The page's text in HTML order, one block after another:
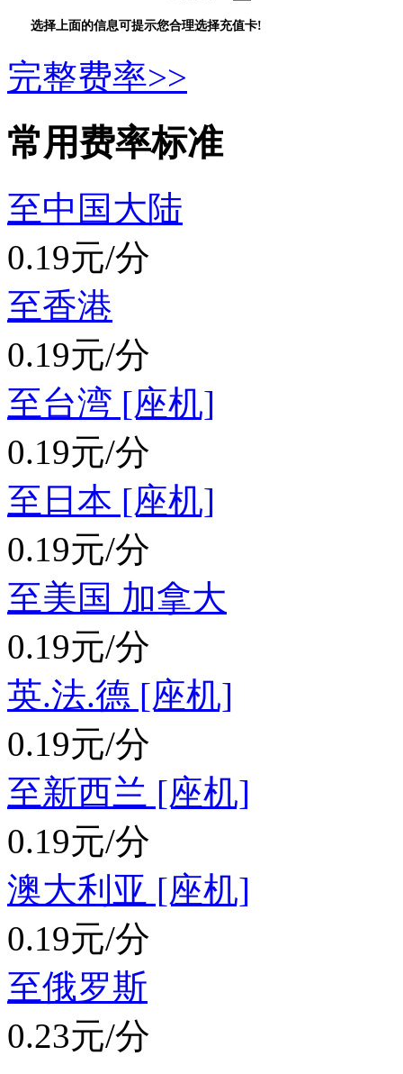
选择上面的信息可提示您合理选择充值卡!
完整费率>>
常用费率标准
至中国大陆
0.19元/分
至香港
0.19元/分
至台湾 [座机]
0.19元/分
至日本 [座机]
0.19元/分
至美国 加拿大
0.19元/分
英.法.德 [座机]
0.19元/分
至新西兰 [座机]
0.19元/分
澳大利亚 [座机]
0.19元/分
至俄罗斯
0.23元/分